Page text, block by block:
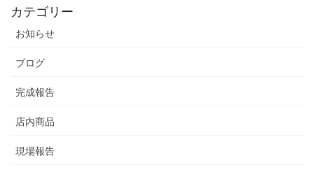
カテゴリー
お知らせ
ブログ
完成報告
店内商品
現場報告